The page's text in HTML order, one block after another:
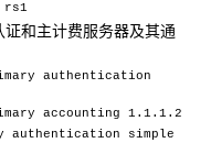
rs1
和主计费服务器及其通
authentication
accounting 1.1.1.2
authentication simple